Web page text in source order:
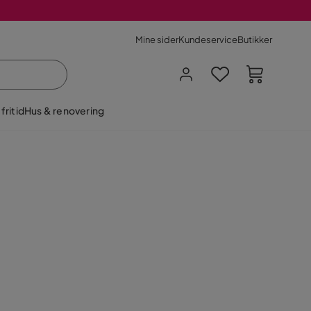
Mine siderKundeserviceButikker
fritidHus & renovering